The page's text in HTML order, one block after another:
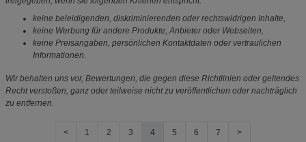
keine beleidigenden, diskriminierenden oder rechtswidrigen Inhalte,
keine Werbung für andere Produkte, Anbieter oder Webseiten,
keine Preisangaben, persönlichen Kontaktdaten oder vertraulichen
Informationen.
Wir behalten uns vor, Bewertungen, die gegen diese Richtlinien oder geltendes
Recht verstoßen, ganz oder teilweise nicht zu veröffentlichen oder nachträglich
zu entfernen.
< 1 2 3 4 5 6 7 >